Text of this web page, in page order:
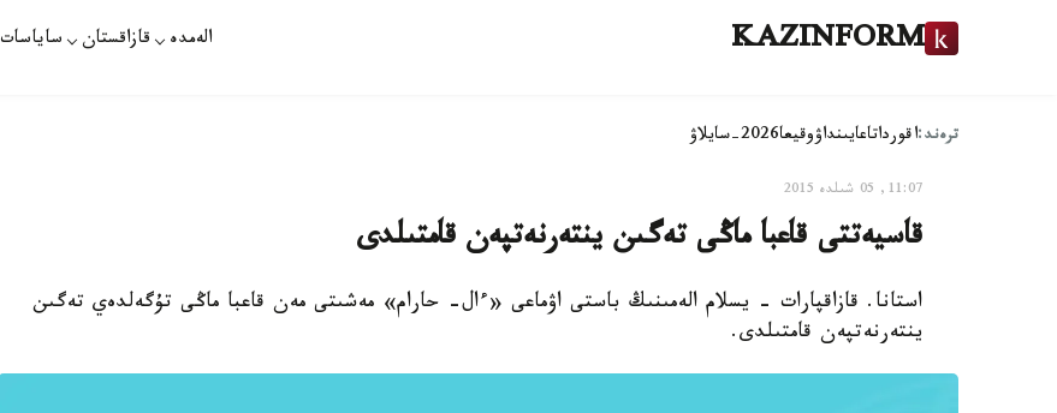
KAZINFORM الەمدە قازاقستان ساياسات
ترەند:اقورداتاعايىنداۋوقيعا2026-سايلاۋ
11:07, 05 شىلدە 2015
قاسيەتتى قاعبا ماڭى تەگىن ينتەرنەتپەن قامتىلدى
استانا. قازاقپارات - يسلام الەمىنىڭ باستى اۋماعى «ءال- حارام» مەشىتى مەن قاعبا ماڭى تۇگەلدەي تەگىن
ينتەرنەتپەن قامتىلدى.